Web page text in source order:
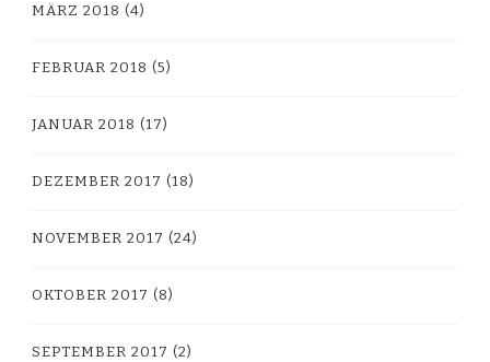
MÄRZ 2018 (4)
FEBRUAR 2018 (5)
JANUAR 2018 (17)
DEZEMBER 2017 (18)
NOVEMBER 2017 (24)
OKTOBER 2017 (8)
SEPTEMBER 2017 (2)